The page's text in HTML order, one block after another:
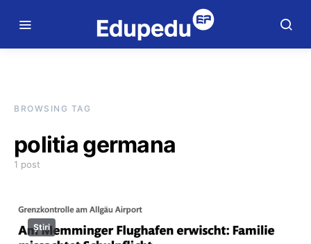
BROWSING TAG
politia germana
1 post
Știri